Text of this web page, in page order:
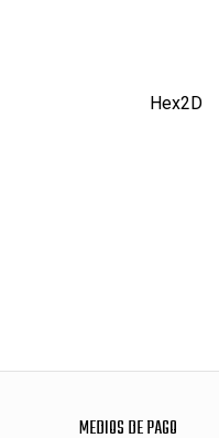
Hex2D
MEDIOS DE PAGO